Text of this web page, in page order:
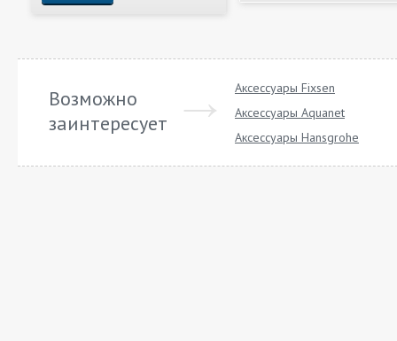
Возможно
заинтересует
Аксессуары Fixsen
Аксессуары Aquanet
Аксессуары Hansgrohe